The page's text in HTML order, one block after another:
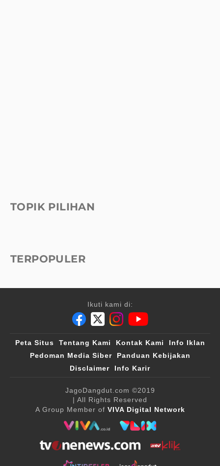
TOPIK PILIHAN
TERPOPULER
Ikuti kami di:
Peta Situs Tentang Kami Kontak Kami
Info Iklan
Pedoman Media Siber
Panduan Kebijakan
Disclaimer
Info Karir
JagoDangdut.com ©2019
| All Rights Reserved
A Group Member of VIVA Digital Network